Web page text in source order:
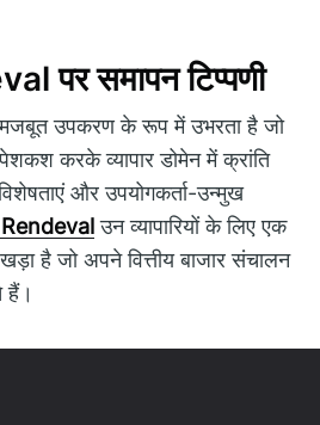
पर समापन टिप्पणी
उपकरण के रूप में उभरता है जो
पेशकश करके व्यापार डोमेन में क्रांति
और उपयोगकर्ता-उन्मुख
उन व्यापारियों के लिए एक
है जो अपने वित्तीय बाजार संचालन
हैं।